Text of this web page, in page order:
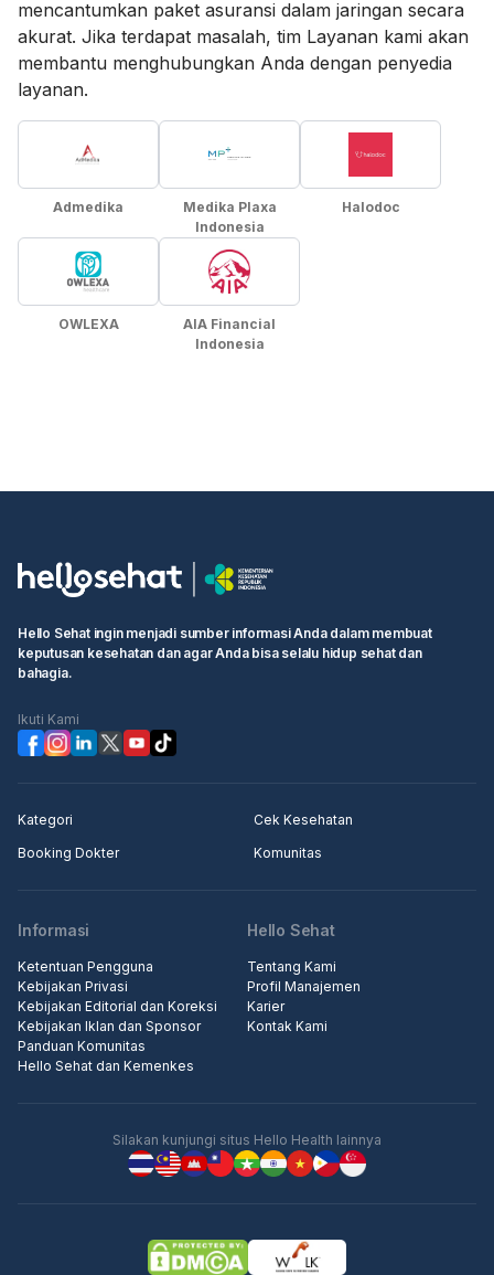
mencantumkan paket asuransi dalam jaringan secara
akurat. Jika terdapat masalah, tim Layanan kami akan
membantu menghubungkan Anda dengan penyedia
layanan.
Admedika
Medika Plaxa
Indonesia
Halodoc
OWLEXA
AIA Financial
Indonesia
Hello Sehat ingin menjadi sumber informasi Anda dalam membuat
keputusan kesehatan dan agar Anda bisa selalu hidup sehat dan
bahagia.
Ikuti Kami
Kategori
Cek Kesehatan
Booking Dokter
Komunitas
Informasi
Ketentuan Pengguna
Kebijakan Privasi
Kebijakan Editorial dan Koreksi
Kebijakan Iklan dan Sponsor
Panduan Komunitas
Hello Sehat dan Kemenkes
Hello Sehat
Tentang Kami
Profil Manajemen
Karier
Kontak Kami
Silakan kunjungi situs Hello Health lainnya